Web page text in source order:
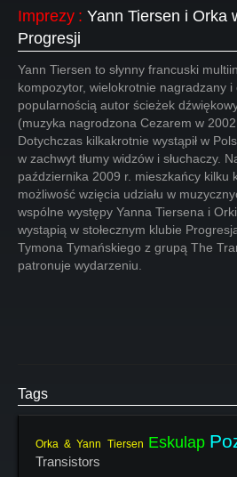
Imprezy : Yann Tiersen i Orka
Progresji
Yann Tiersen to słynny francuski
kompozytor, wielokrotnie nagradzany
popularnością autor ścieżek
(muzyka nagrodzona Cezarem w
Dotychczas kilkakrotnie wystąpił w
w zachwyt tłumy widzów i słuchaczy.
października 2009 r. mieszkańcy kilku
możliwość wzięcia udziału w
wspólne występy Yanna Tiersena i
wystąpią w stołecznym klubie
Tymona Tymańskiego z grupą The
patronuje wydarzeniu.
Tags
Orka & Yann Tiersen Eskulap
Transistors